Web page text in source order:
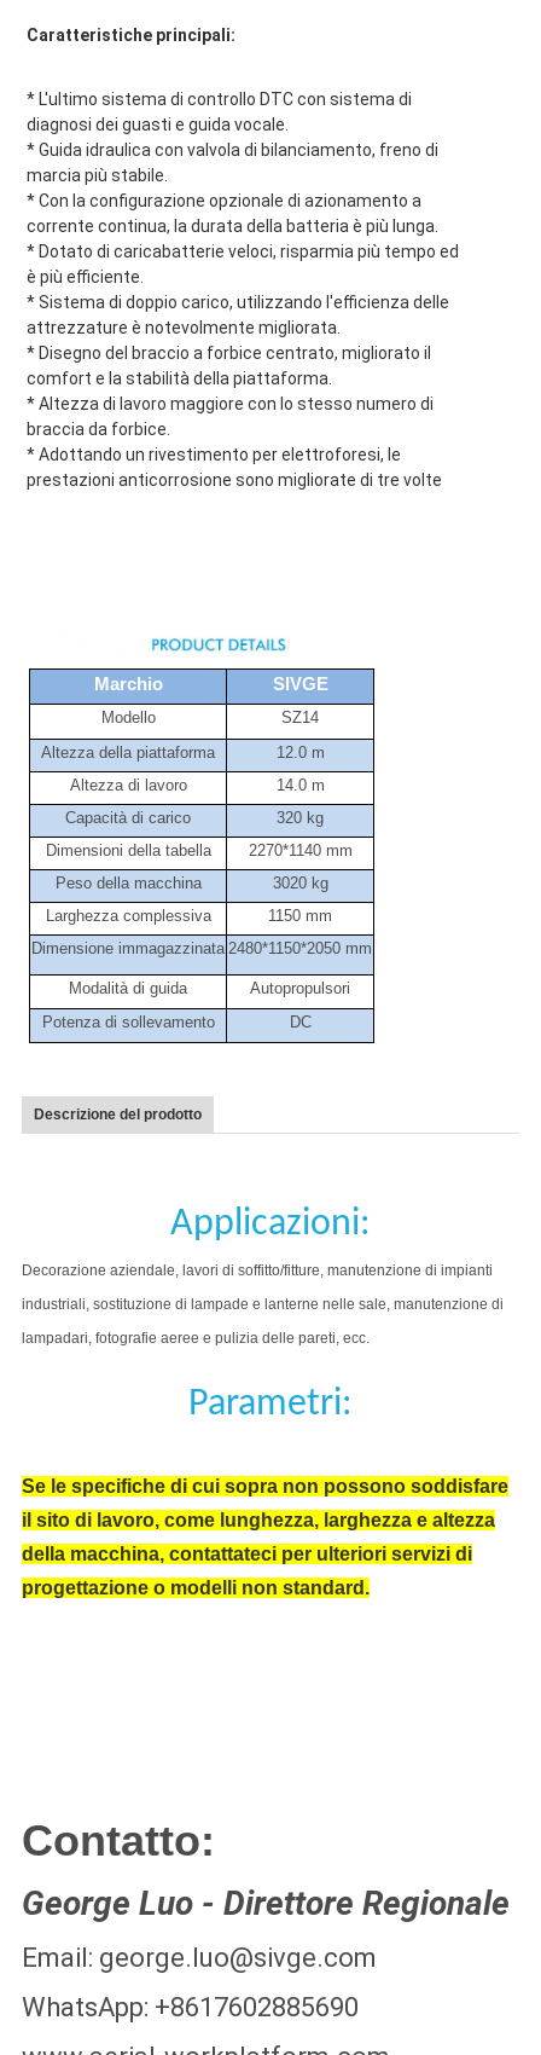
Caratteristiche principali:
* L'ultimo sistema di controllo DTC con sistema di
diagnosi dei guasti e guida vocale.
* Guida idraulica con valvola di bilanciamento, freno di
marcia più stabile.
* Con la configurazione opzionale di azionamento a
corrente continua, la durata della batteria è più lunga.
* Dotato di caricabatterie veloci, risparmia più tempo ed
è più efficiente.
* Sistema di doppio carico, utilizzando l'efficienza delle
attrezzature è notevolmente migliorata.
* Disegno del braccio a forbice centrato, migliorato il
comfort e la stabilità della piattaforma.
* Altezza di lavoro maggiore con lo stesso numero di
braccia da forbice.
* Adottando un rivestimento per elettroforesi, le
prestazioni anticorrosione sono migliorate di tre volte
Marchio SIVGE
Modello
SZ14
Altezza della piattaforma
12.0 m
Altezza di lavoro
14.0 m
Capacità di carico
320 kg
Dimensioni della tabella
2270*1140 mm
Peso della macchina
3020 kg
Larghezza complessiva
1150 mm
Dimensione immagazzinata 2480*1150*2050 mm
Modalità di guida
Autopropulsori
Potenza di sollevamento
DC
Descrizione del prodotto
Applicazioni:
Decorazione aziendale, lavori di soffitto/fitture, manutenzione di impianti
industriali, sostituzione di lampade e lanterne nelle sale, manutenzione di
lampadari, fotografie aeree e pulizia delle pareti, ecc.
Parametri:
Se le specifiche di cui sopra non possono soddisfare
il sito di lavoro, come lunghezza, larghezza e altezza
della macchina, contattateci per ulteriori servizi di
progettazione o modelli non standard.
Contatto:
George Luo - Direttore Regionale
Email: george.luo@sivge.com
WhatsApp: +8617602885690